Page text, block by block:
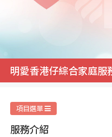
心
(田
明愛香港仔綜合家庭
項目選單
服務介紹